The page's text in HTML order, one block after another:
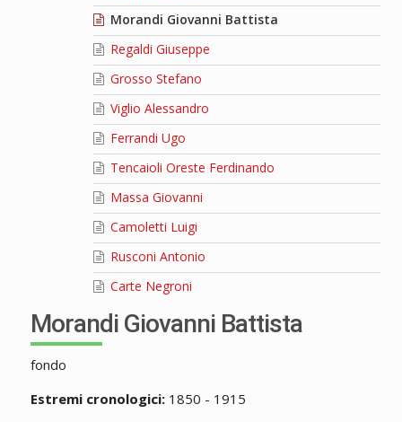
Morandi Giovanni Battista
Regaldi Giuseppe
Grosso Stefano
Viglio Alessandro
Ferrandi Ugo
Tencaioli Oreste Ferdinando
Massa Giovanni
Camoletti Luigi
Rusconi Antonio
Carte Negroni
Morandi Giovanni Battista
fondo
Estremi cronologici:1850 - 1915